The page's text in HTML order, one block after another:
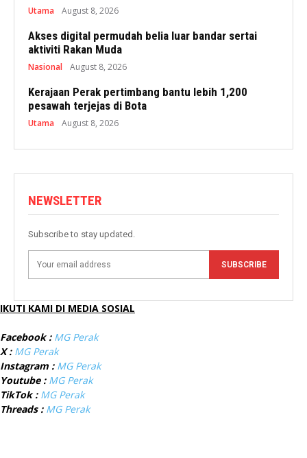
Utama August 8, 2026
Akses digital permudah belia luar bandar sertai
aktiviti Rakan Muda
Nasional August 8, 2026
Kerajaan Perak pertimbang bantu lebih 1,200
pesawah terjejas di Bota
Utama August 8, 2026
NEWSLETTER
Subscribe to stay updated.
SUBSCRIBE
IKUTI KAMI DI MEDIA SOSIAL
Facebook : MG Perak
X : MG Perak
Instagram : MG Perak
Youtube : MG Perak
TikTok : MG Perak
Threads : MG Perak